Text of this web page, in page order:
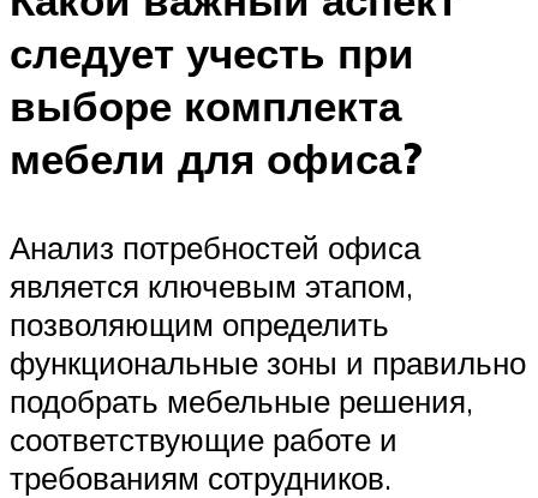
следует учесть при
выборе комплекта
мебели для офиса?
Анализ потребностей офиса
является ключевым этапом,
позволяющим определить
функциональные зоны и правильно
подобрать мебельные решения,
соответствующие работе и
требованиям сотрудников.